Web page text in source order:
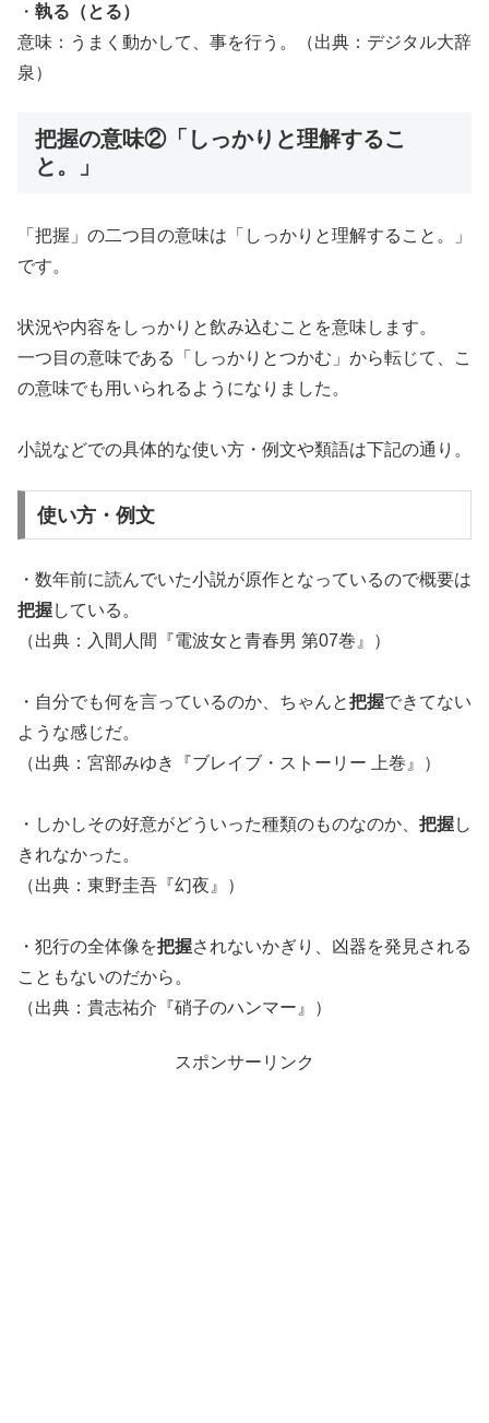
・ 執る（とる）
意味：うまく動かして、事を行う。（出典：デジタル大辞
泉）
把握の意味②「しっかりと理解するこ
と。」
「把握」の二つ目の意味は「しっかりと理解すること。」
です。
状況や内容をしっかりと飲み込むことを意味します。
一つ目の意味である「しっかりとつかむ」から転じて、こ
の意味でも用いられるようになりました。
小説などでの具体的な使い方・例文や類語は下記の通り。
使い方・例文
・数年前に読んでいた小説が原作となっているので概要は
把握している。
（出典：入間人間『電波女と青春男 第07巻』）
・自分でも何を言っているのか、ちゃんと把握できてない
ような感じだ。
（出典：宮部みゆき『ブレイブ・ストーリー 上巻』）
・しかしその好意がどういった種類のものなのか、 把握し
きれなかった。
（出典：東野圭吾『幻夜』）
・犯行の全体像を把握されないかぎり、凶器を発見される
こともないのだから。
（出典：貴志祐介『硝子のハンマー』）
スポンサーリンク